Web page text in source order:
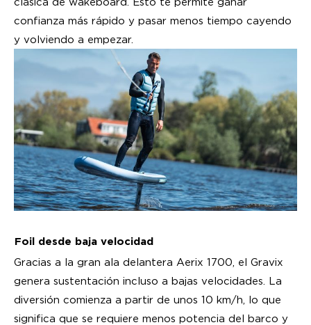
confianza más rápido y pasar menos tiempo cayendo
y volviendo a empezar.
Foil desde baja velocidad
Gracias a la gran ala delantera Aerix 1700, el Gravix
genera sustentación incluso a bajas velocidades. La
diversión comienza a partir de unos 10 km/h, lo que
significa que se requiere menos potencia del barco y